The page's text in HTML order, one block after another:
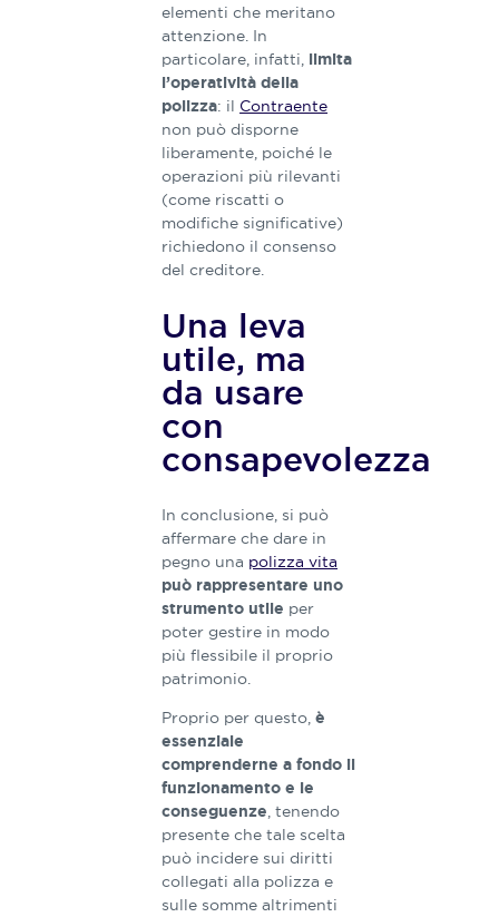
elementi che meritano
attenzione. In
particolare, infatti, limita
l’operatività della
polizza: il Contraente
non può disporne
liberamente, poiché le
operazioni più rilevanti
(come riscatti o
modifiche significative)
richiedono il consenso
del creditore.
Una leva
utile, ma
da usare
con
consapevolezza
In conclusione, si può
affermare che dare in
pegno una polizza vita
può rappresentare uno
strumento utile per
poter gestire in modo
più flessibile il proprio
patrimonio.
Proprio per questo,è
essenziale
comprenderne a fondo il
funzionamento e le
conseguenze, tenendo
presente che tale scelta
può incidere sui diritti
collegati alla polizza e
sulle somme altrimenti